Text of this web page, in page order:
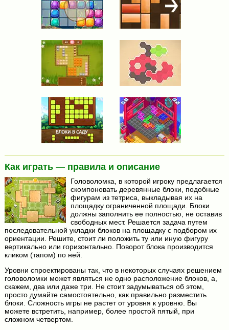
Как играть — правила и описание
Головоломка, в которой игроку предлагается
скомпоновать деревянные блоки, подобные
фигурам из тетриса, выкладывая их на
площадку ограниченной площади. Блоки
должны заполнить ее полностью, не оставив
свободных мест. Решается задача путем
последовательной укладки блоков на площадку с подбором их
ориентации. Решите, стоит ли положить ту или иную фигуру
вертикально или горизонтально. Поворот блока производится
кликом (тапом) по ней.
Уровни спроектированы так, что в некоторых случаях решением
головоломки может являться не одно расположение блоков, а,
скажем, два или даже три. Не стоит задумываться об этом,
просто думайте самостоятельно, как правильно разместить
блоки. Сложность игры не растет от уровня к уровню. Вы
можете встретить, например, более простой пятый, при
сложном четвертом.